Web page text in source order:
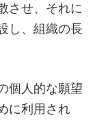
させ、それに
し、組織の長
個人的な願望
に利用され